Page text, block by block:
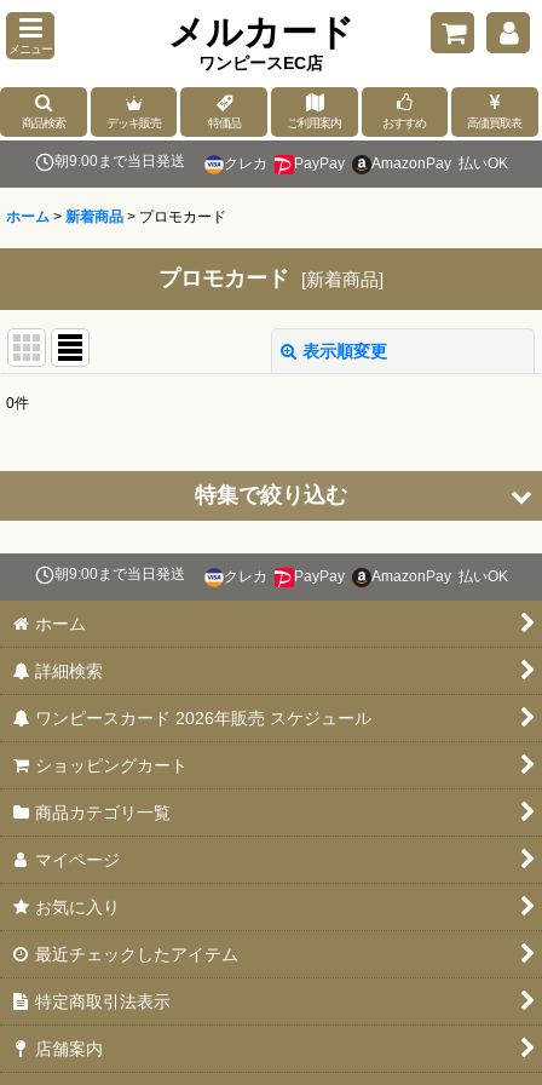
メニュー メルカード
ワンピースEC店
商品検索 デッキ販売 特価品 ご利用案内 おすすめ 高価買取表
朝9:00まで当日発送 クレカ PayPay AmazonPay 払いOK
ホーム > 新着商品 > プロモカード
プロモカード [新着商品]
表示順変更
0件
特集で絞り込む
スタートデッキ 【ST-31〜36】
ブースターパック 決戦の刻【OP-16】
特価品
デッキ販売
プロモカード
ドン！！カード
未開封品
エクストラブースター EGGHEAD CRISIS(エッグヘッドクライ
シス)【EB-04】
朝9:00まで当日発送 クレカ PayPay AmazonPay 払いOK
ホーム
詳細検索
ワンピースカード 2026年販売 スケジュール
ショッピングカート
商品カテゴリ一覧
マイページ
お気に入り
最近チェックしたアイテム
特定商取引法表示
店舗案内